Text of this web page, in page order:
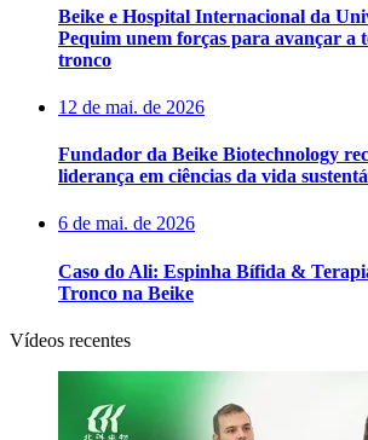
Beike e Hospital Internacional da
Pequim unem forças para avançar a
tronco
12 de mai. de 2026
Fundador da Beike Biotechnology
liderança em ciências da vida
6 de mai. de 2026
Caso do Ali: Espinha Bífida &
Tronco na Beike
Vídeos recentes